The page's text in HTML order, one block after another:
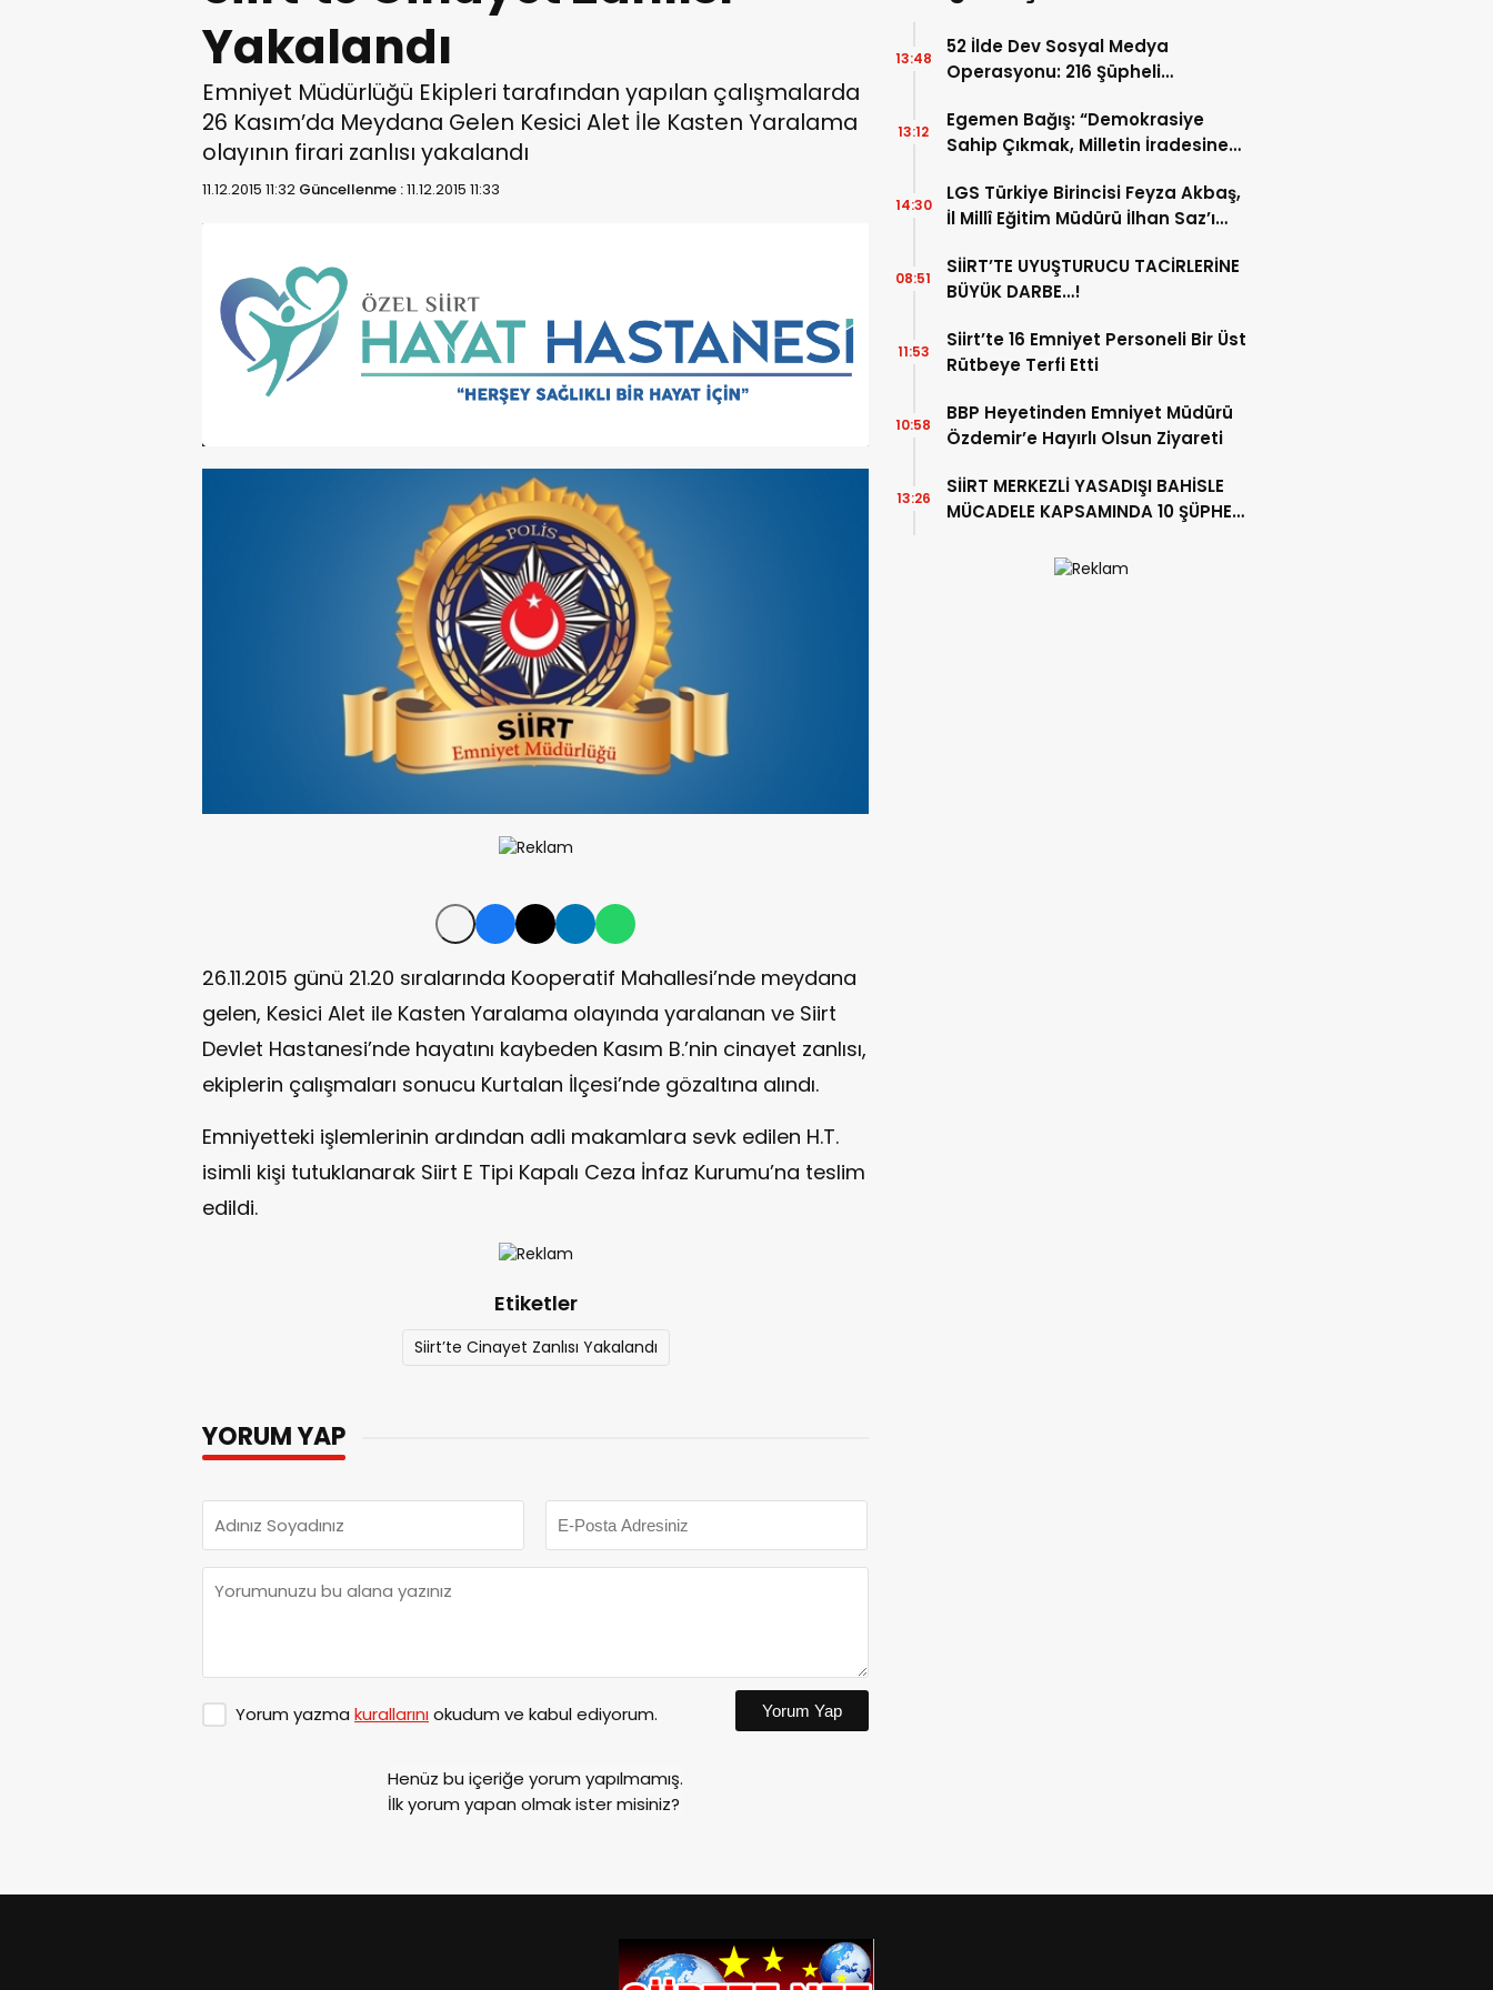
Yakalandı
Emniyet Müdürlüğü Ekipleri tarafından yapılan çalışmalarda
26 Kasım’da Meydana Gelen Kesici Alet İle Kasten Yaralama
olayının firari zanlısı yakalandı
11.12.2015 11:32 Güncellenme :11.12.2015 11:33
26.11.2015 günü 21.20 sıralarında Kooperatif Mahallesi’nde meydana
gelen, Kesici Alet ile Kasten Yaralama olayında yaralanan ve Siirt
Devlet Hastanesi’nde hayatını kaybeden Kasım B.’nin cinayet zanlısı,
ekiplerin çalışmaları sonucu Kurtalan İlçesi’nde gözaltına alındı.
Emniyetteki işlemlerinin ardından adli makamlara sevk edilen H.T.
isimli kişi tutuklanarak Siirt E Tipi Kapalı Ceza İnfaz Kurumu’na teslim
edildi.
Etiketler
Siirt’te Cinayet Zanlısı Yakalandı
YORUM YAP
Yorum yazma kurallarınıokudum ve kabul ediyorum. Yorum Yap
Henüz bu içeriğe yorum yapılmamış.
İlk yorum yapan olmak ister misiniz?
52 İlde Dev Sosyal Medya
Operasyonu: 216 Şüpheli
13:48
Egemen Bağış: “Demokrasiye
Sahip Çıkmak, Milletin İradesine
13:12
LGS Türkiye Birincisi Feyza Akbaş,
İl Millî Eğitim Müdürü İlhan Saz’ı
14:30
SİİRT’TE UYUŞTURUCU TACİRLERİNE
BÜYÜK DARBE…!
08:51
Siirt’te 16 Emniyet Personeli Bir Üst
Rütbeye Terfi Etti
11:53
BBP Heyetinden Emniyet Müdürü
Özdemir’e Hayırlı Olsun Ziyareti
10:58
SİİRT MERKEZLİ YASADIŞI BAHİSLE
MÜCADELE KAPSAMINDA 10 ŞÜPHELİ
13:26